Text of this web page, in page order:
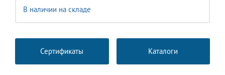
В наличии на складе
Сертификаты Каталоги